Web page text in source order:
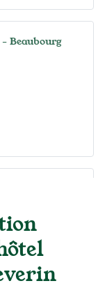
Beaubourg